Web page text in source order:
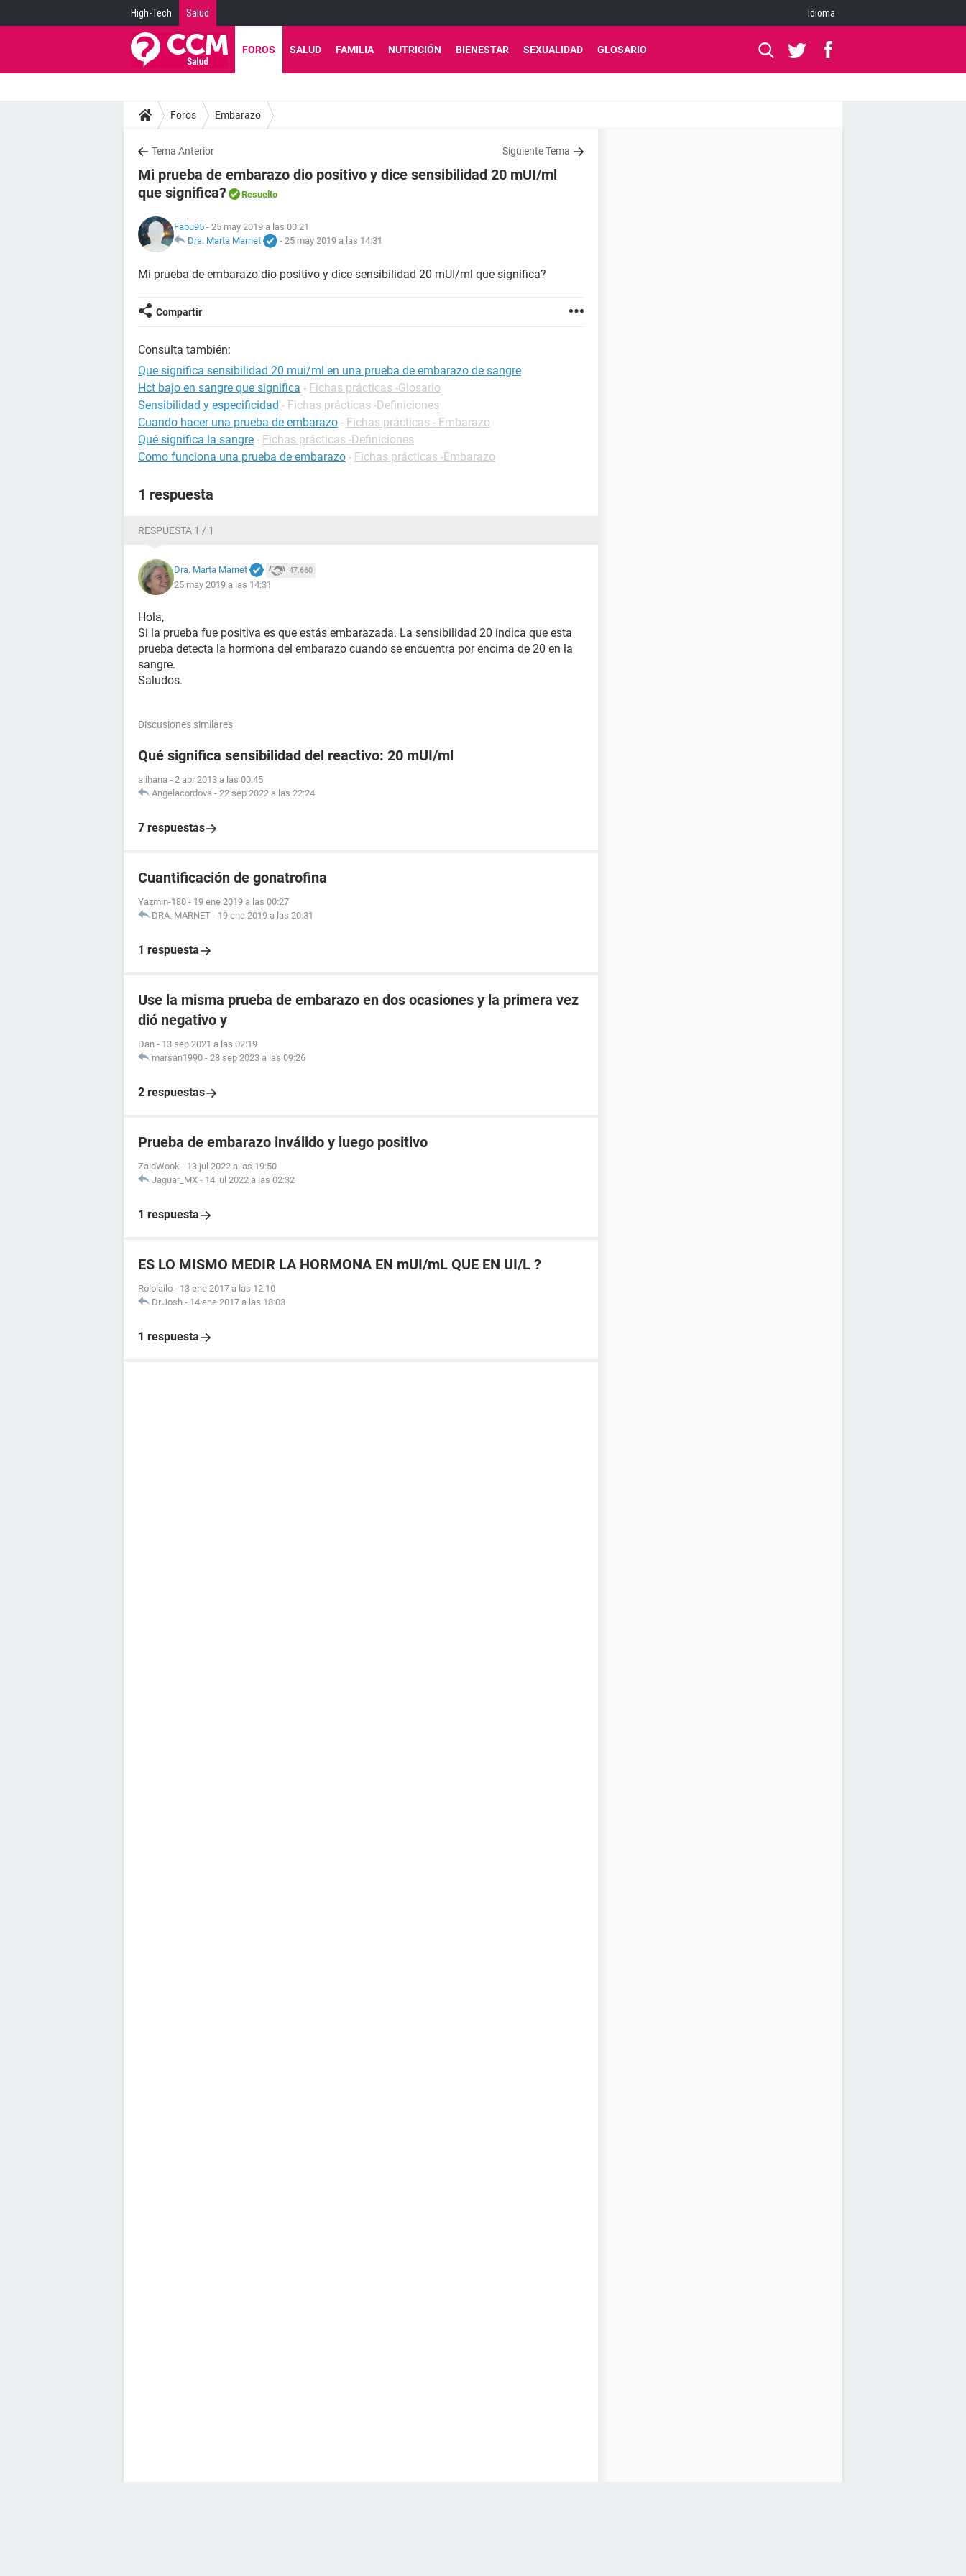
High-Tech Salud Idioma
FOROS SALUD FAMILIA NUTRICIÓN BIENESTAR SEXUALIDAD GLOSARIO
Foros Embarazo
Tema Anterior Siguiente Tema
Mi prueba de embarazo dio positivo y dice sensibilidad 20 mUI/ml
que significa?
Resuelto
Fabu95 - 25 may 2019 a las 00:21
Dra. Marta Marnet
- 25 may 2019 a las 14:31
Mi prueba de embarazo dio positivo y dice sensibilidad 20 mUI/ml que significa?
Compartir
Consulta también:
Que significa sensibilidad 20 mui/ml en una prueba de embarazo de sangre
Hct bajo en sangre que significa - Fichas prácticas -Glosario
Sensibilidad y especificidad - Fichas prácticas -Definiciones
Cuando hacer una prueba de embarazo - Fichas prácticas - Embarazo
Qué significa la sangre - Fichas prácticas -Definiciones
Como funciona una prueba de embarazo - Fichas prácticas -Embarazo
1 respuesta
RESPUESTA 1 / 1
Dra. Marta Marnet 47.660
25 may 2019 a las 14:31
Hola,
Si la prueba fue positiva es que estás embarazada. La sensibilidad 20 indica que esta
prueba detecta la hormona del embarazo cuando se encuentra por encima de 20 en la
sangre.
Saludos.
Discusiones similares
Qué significa sensibilidad del reactivo: 20 mUI/ml
alihana - 2 abr 2013 a las 00:45
Angelacordova - 22 sep 2022 a las 22:24
7 respuestas
Cuantificación de gonatrofina
Yazmin-180 - 19 ene 2019 a las 00:27
DRA. MARNET - 19 ene 2019 a las 20:31
1 respuesta
Use la misma prueba de embarazo en dos ocasiones y la primera vez
dió negativo y
Dan - 13 sep 2021 a las 02:19
marsan1990 - 28 sep 2023 a las 09:26
2 respuestas
Prueba de embarazo inválido y luego positivo
ZaidWook - 13 jul 2022 a las 19:50
Jaguar_MX - 14 jul 2022 a las 02:32
1 respuesta
ES LO MISMO MEDIR LA HORMONA EN mUI/mL QUE EN UI/L ?
Rololailo - 13 ene 2017 a las 12:10
Dr.Josh - 14 ene 2017 a las 18:03
1 respuesta